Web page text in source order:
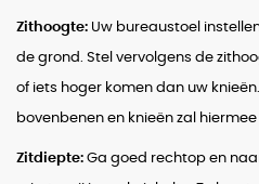
Zithoogte: Uw bureaustoel
de grond. Stel vervolgens de
of iets hoger komen dan uw
bovenbenen en knieën zal hiermee
Zitdiepte: Ga goed rechtop en